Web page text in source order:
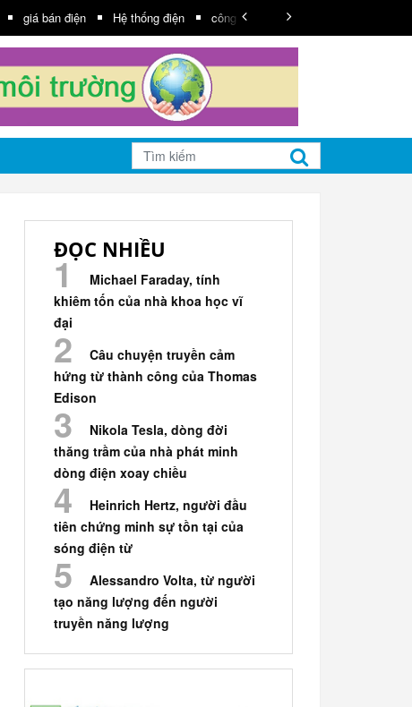
giá bán điện Hệ thống điện công suất truyền tải
ĐỌC NHIỀU
Michael Faraday, tính
khiêm tốn của nhà khoa học vĩ
đại
Câu chuyện truyền cảm
hứng từ thành công của Thomas
Edison
Nikola Tesla, dòng đời
thăng trầm của nhà phát minh
dòng điện xoay chiều
Heinrich Hertz, người đầu
tiên chứng minh sự tồn tại của
sóng điện từ
Alessandro Volta, từ người
tạo năng lượng đến người
truyền năng lượng